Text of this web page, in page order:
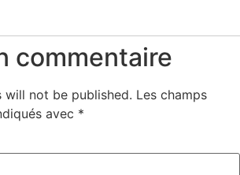
commentaire
will not be published. Les champs
avec *